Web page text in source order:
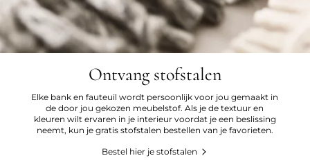
Ontvang stofstalen
Elke bank en fauteuil wordt persoonlijk voor jou gemaakt in
de door jou gekozen meubelstof. Als je de textuur en
kleuren wilt ervaren in je interieur voordat je een beslissing
neemt, kun je gratis stofstalen bestellen van je favorieten.
Bestel hier je stofstalen